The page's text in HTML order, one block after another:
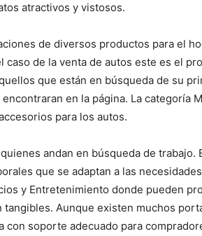
atractivos y vistosos.
de diversos productos para el
de la venta de autos este es el
que están en búsqueda de su
en la página. La categoría
para los autos.
andan en búsqueda de trabajo.
que se adaptan a las
y Entretenimiento donde pueden
Aunque existen muchos
soporte adecuado para